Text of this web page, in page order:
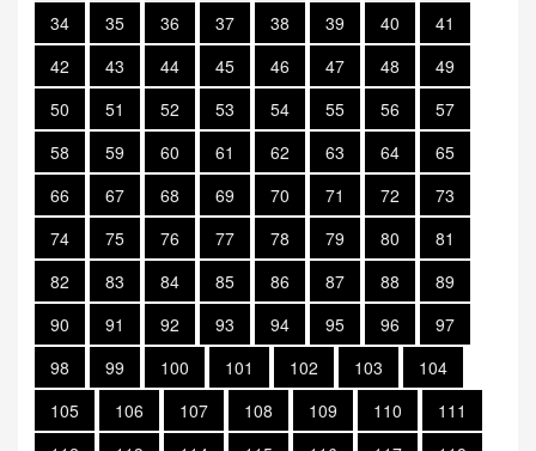
34
35 36 37 38 39 40
41
42
43 44 45 46 47 48
49
50
51 52 53 54 55 56
57
58
59 60 61 62 63 64
65
66
67 68 69 70 71 72
73
74
75 76 77 78 79 80
81
82
83 84 85 86 87 88
89
90
91 92 93 94 95 96
97
98
99 100 101 102 103
104
105
106 107 108 109 110
111